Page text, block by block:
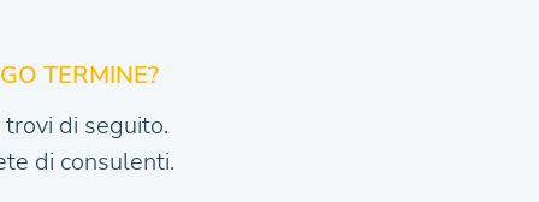
TERMINE?
di seguito.
di consulenti.